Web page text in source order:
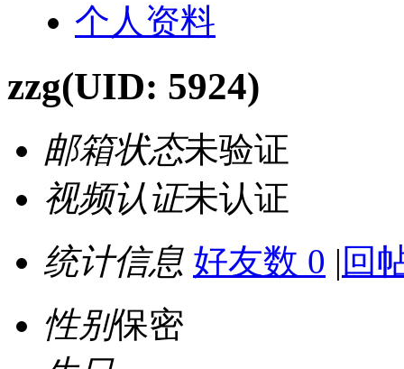
个人资料
zzg(UID: 5924)
邮箱状态未验证
视频认证未认证
统计信息 好友数 0 | 回
性别保密